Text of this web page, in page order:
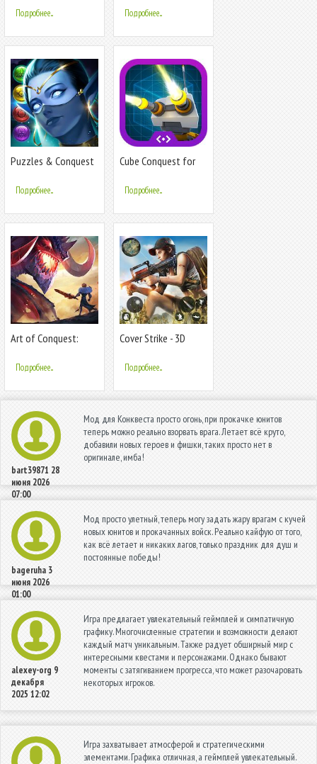
Подробнее...
Стратегии
Подробнее...
Puzzles & Conquest
Подробнее...
Cube Conquest for
Подробнее...
Art of Conquest:
Подробнее...
Cover Strike - 3D
Подробнее...
bart39871 28
июня 2026
07:00
Мод для Конквеста просто огонь, при прокачке юнитов
теперь можно реально взорвать врага. Летает всё круто,
добавили новых героев и фишки, таких просто нет в
оригинале, имба!
bageruha 3
июня 2026
01:00
Мод просто улетный, теперь могу задать жару врагам с кучей
новых юнитов и прокачанных войск. Реально кайфую от того,
как всё летает и никаких лагов, только праздник для душ и
постоянные победы!
alexey-org 9
декабря
2025 12:02
Игра предлагает увлекательный геймплей и симпатичную
графику. Многочисленные стратегии и возможности делают
каждый матч уникальным. Также радует обширный мир с
интересными квестами и персонажами. Однако бывают
моменты с затягиванием прогресса, что может разочаровать
некоторых игроков.
Игра захватывает атмосферой и стратегическими
элементами. Графика отличная, а геймплей увлекательный.